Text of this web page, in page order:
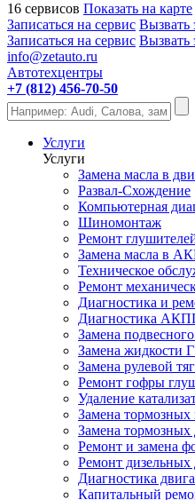
16 сервисов Показать на карте
Записаться на сервис Вызвать
Записаться на сервис Вызвать
info@zetauto.ru
Автотехцентры
+7 (812) 456-70-50
Услуги
Услуги
Замена масла в
Развал-Схождение
Компьютерная
Шиномонтаж
Ремонт
Замена масла в
Техническое
Ремонт
Диагностика и
Диагностика
Замена
Замена жидкости
Замена рулевой
Ремонт гофры
Удаление
Замена тормозных
Замена тормозных
Ремонт и замена
Ремонт дизельных
Диагностика
Капитальный